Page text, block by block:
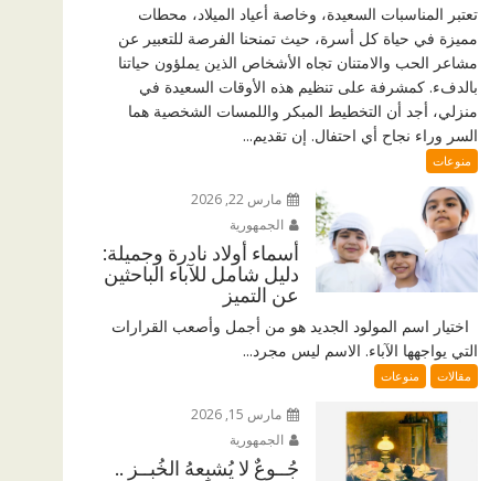
تعتبر المناسبات السعيدة، وخاصة أعياد الميلاد، محطات
مميزة في حياة كل أسرة، حيث تمنحنا الفرصة للتعبير عن
مشاعر الحب والامتنان تجاه الأشخاص الذين يملؤون حياتنا
بالدفء. كمشرفة على تنظيم هذه الأوقات السعيدة في
منزلي، أجد أن التخطيط المبكر واللمسات الشخصية هما
السر وراء نجاح أي احتفال. إن تقديم...
منوعات
مارس 22, 2026
الجمهورية
أسماء أولاد نادرة وجميلة:
دليل شامل للآباء الباحثين
عن التميز
اختيار اسم المولود الجديد هو من أجمل وأصعب القرارات
التي يواجهها الآباء. الاسم ليس مجرد...
مقالات منوعات
مارس 15, 2026
الجمهورية
جُــوعٌ لا يُشبِعهُ الخُبــز ..